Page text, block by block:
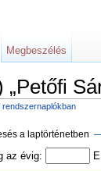
„Petőfi
rendszernaplókban
a laptörténetben
az évig:
Megbeszélés